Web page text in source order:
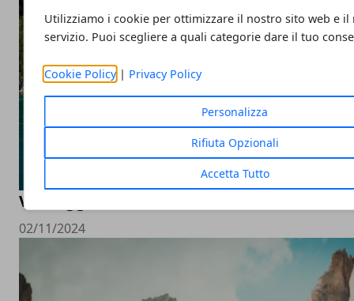
Utilizziamo i cookie per ottimizzare il nostro sito web e il
servizio. Puoi scegliere a quali categorie dare il tuo
Cookie Policy| Privacy Policy
Personalizza
Rifiuta Opzionali
Accetta Tutto
Vantaggi di una vacanza in catamarano
02/11/2024